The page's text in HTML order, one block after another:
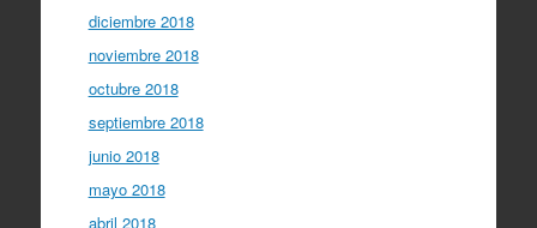
diciembre 2018
noviembre 2018
octubre 2018
septiembre 2018
junio 2018
mayo 2018
abril 2018